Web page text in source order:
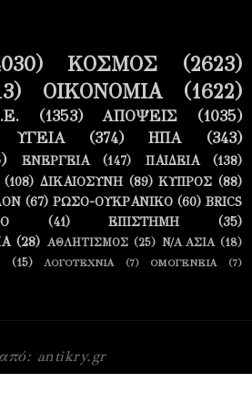
ΚΟΣΜΟΣ
(2623)
ΟΙΚΟΝΟΜΙΑ (1622)
(1353) ΑΠΟΨΕΙΣ
(1035)
ΥΓΕΙΑ (374) ΗΠΑ
(343)
ΕΝΕΡΓΕΙΑ (147) ΠΑΙΔΕΙΑ
(138)
(108) ΔΙΚΑΙΟΣΥΝΗ (89) ΚΥΠΡΟΣ (88)
(67) ΡΩΣΟ-ΟΥΚΡΑΝΙΚΟ (60) BRICS
(41) ΕΠΙΣΤΗΜΗ
(35)
(28) ΑΘΛΗΤΙΣΜΟΣ (25) Ν/Α ΑΣΙΑ (18)
(15) ΛΟΓΟΤΕΧΝΙΑ (7) ΟΜΟΓΕΝΕΙΑ
(7)
από: antikry.gr